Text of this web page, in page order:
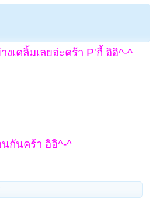
งเคลิ้มเลยอ่ะคร้า P'กี้ อิอิ^-^
นกันคร้า อิอิ^-^